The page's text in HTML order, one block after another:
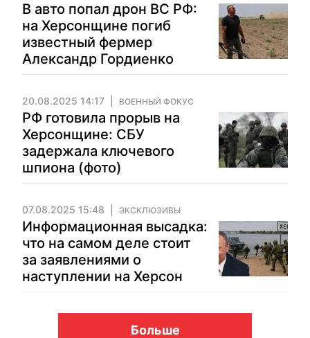
В авто попал дрон ВС РФ:
на Херсонщине погиб
известный фермер
Александр Гордиенко
20.08.2025 14:17 ВОЕННЫЙ ФОКУС
РФ готовила прорыв на
Херсонщине: СБУ
задержала ключевого
шпиона (фото)
07.08.2025 15:48 ЭКСКЛЮЗИВЫ
Информационная высадка:
что на самом деле стоит
за заявлениями о
наступлении на Херсон
Больше